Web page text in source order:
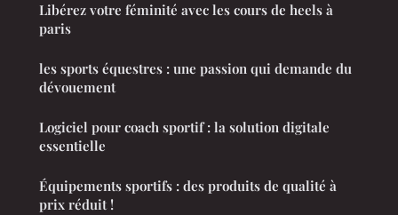
Libérez votre féminité avec les cours de heels à
paris
les sports équestres : une passion qui demande du
dévouement
Logiciel pour coach sportif : la solution digitale
essentielle
Équipements sportifs : des produits de qualité à
prix réduit !